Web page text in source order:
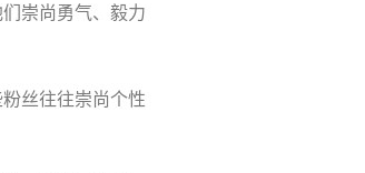
崇尚勇气、毅力
丝往往崇尚个性